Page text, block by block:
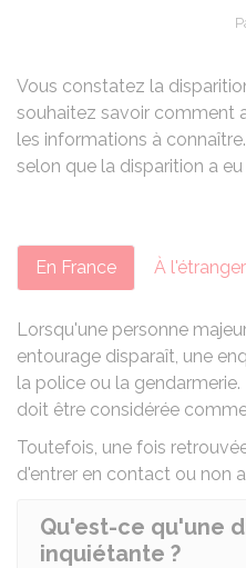
Vous constatez la
souhaitez savoir comment
les informations à
selon que la disparition a
En France À l'étranger
Lorsqu'une personne
entourage disparaît, une
la police ou la
doit être considérée
Toutefois, une fois
d'entrer en contact ou non
Qu'est-ce qu'une
inquiétante ?